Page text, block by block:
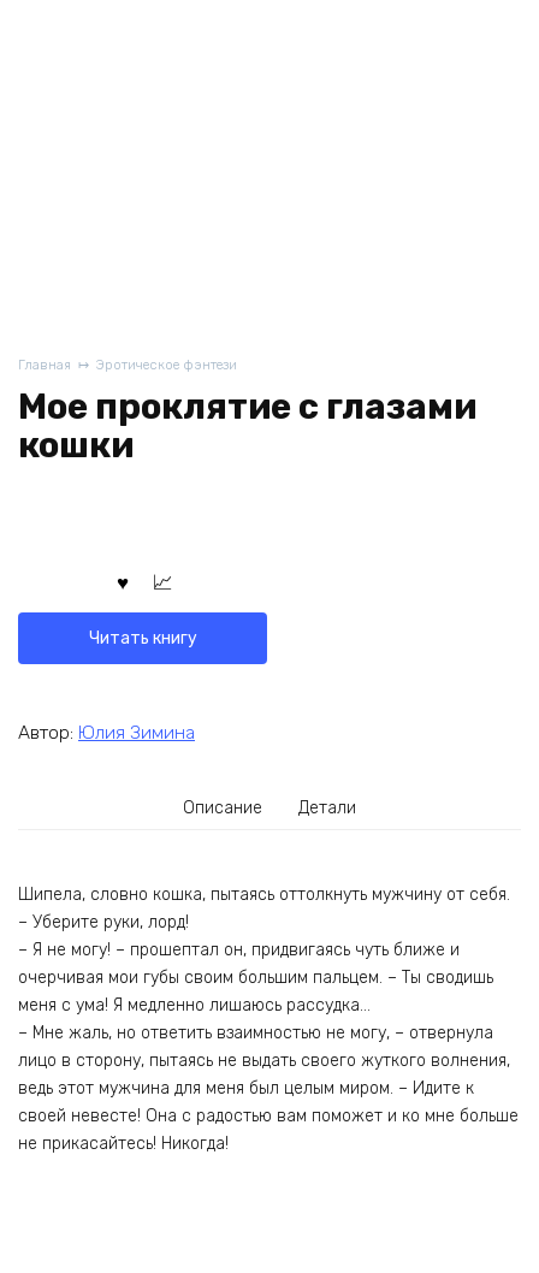
Главная Эротическое фэнтези
Мое проклятие с глазами
кошки
Читать книгу
Автор: Юлия Зимина
Описание Детали
Шипела, словно кошка, пытаясь оттолкнуть мужчину от себя.
– Уберите руки, лорд!
– Я не могу! – прошептал он, придвигаясь чуть ближе и
очерчивая мои губы своим большим пальцем. – Ты сводишь
меня с ума! Я медленно лишаюсь рассудка…
– Мне жаль, но ответить взаимностью не могу, – отвернула
лицо в сторону, пытаясь не выдать своего жуткого волнения,
ведь этот мужчина для меня был целым миром. – Идите к
своей невесте! Она с радостью вам поможет и ко мне больше
не прикасайтесь! Никогда!